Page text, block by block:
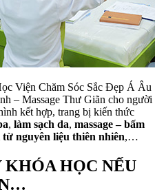
Viện Chăm Sóc Sắc Đẹp Á Âu
– Massage Thư Giãn cho người
kết hợp, trang bị kiến thức
, làm sạch da, massage – bấm
nguyên liệu thiên nhiên,…
HỌC NẾU